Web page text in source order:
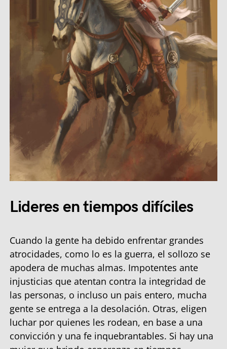
Lideres en tiempos difíciles
Cuando la gente ha debido enfrentar grandes
atrocidades, como lo es la guerra, el sollozo se
apodera de muchas almas. Impotentes ante
injusticias que atentan contra la integridad de
las personas, o incluso un pais entero, mucha
gente se entrega a la desolación. Otras, eligen
luchar por quienes les rodean, en base a una
convicción y una fe inquebrantables. Si hay una